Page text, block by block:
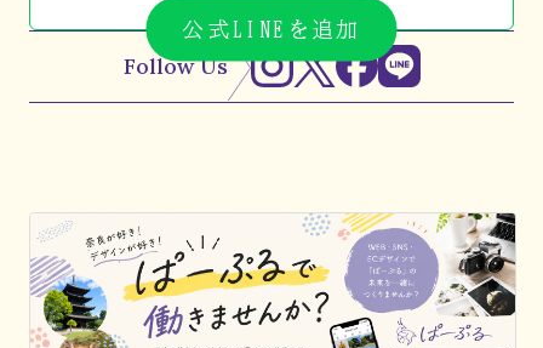
公式LINEを追加
Follow Us